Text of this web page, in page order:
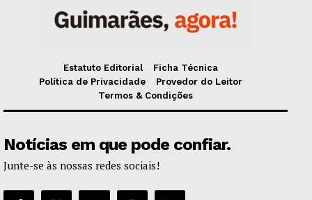
Estatuto Editorial
Ficha Técnica
Política de Privacidade
Provedor do Leitor
Termos & Condições
Notícias em que pode confiar.
Junte-se às nossas redes sociais!